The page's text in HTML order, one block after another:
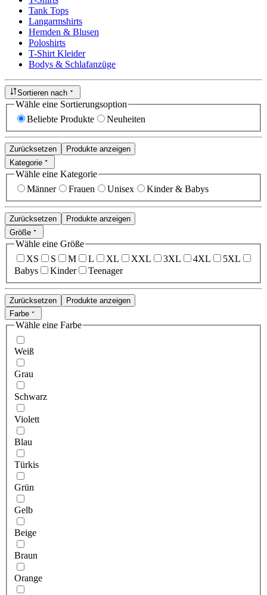
Tank Tops
Langarmshirts
Hemden & Blusen
Poloshirts
T-Shirt Kleider
Bodys & Schlafanzüge
Sortieren nach
Wähle eine Sortierungsoption
Beliebte Produkte
Neuheiten
Zurücksetzen
Produkte anzeigen
Kategorie
Wähle eine Kategorie
Männer
Frauen Unisex Kinder & Babys
Zurücksetzen
Produkte anzeigen
Größe
Wähle eine Größe
XS
S M L XL XXL 3XL 4XL
5XL
Babys
Kinder Teenager
Zurücksetzen
Produkte anzeigen
Farbe
Wähle eine Farbe
Weiß
Grau
Schwarz
Violett
Blau
Türkis
Grün
Gelb
Beige
Braun
Orange